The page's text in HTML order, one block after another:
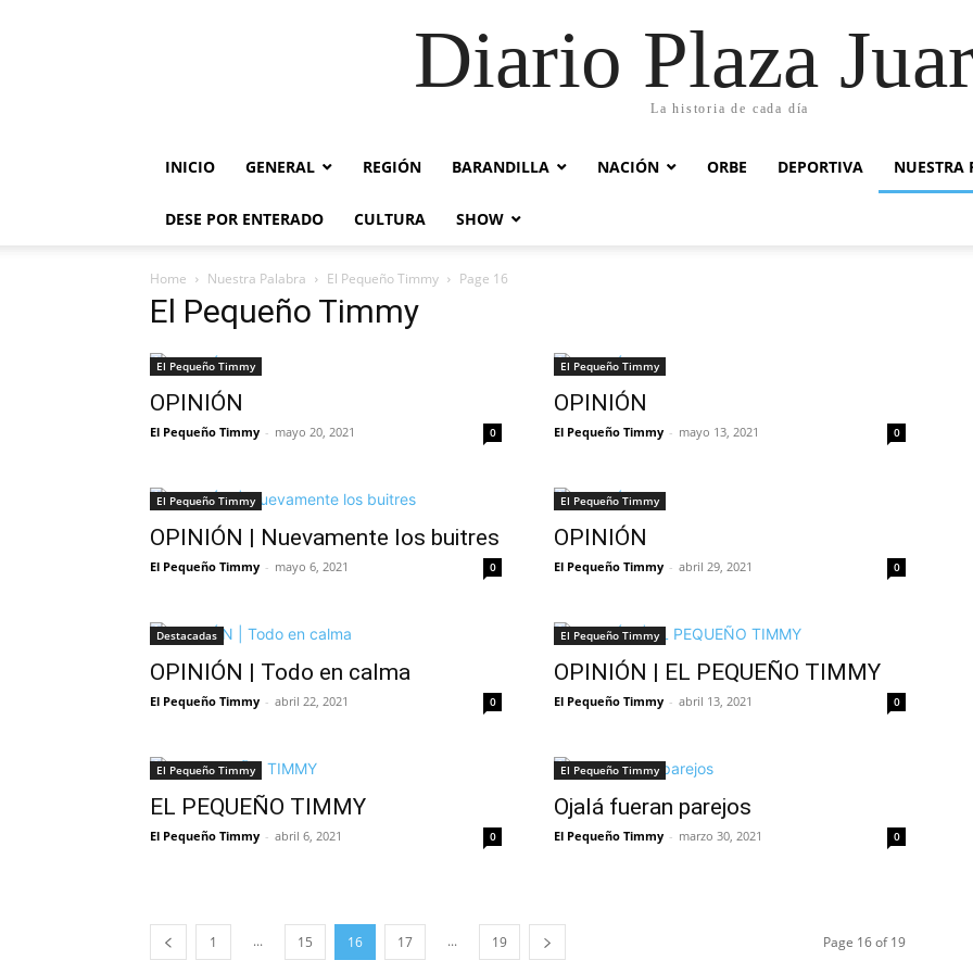
Diario Plaza
La historia de cada día
INICIO GENERAL REGIÓN BARANDILLA NACIÓN ORBE DEPORTIVA NUESTRA
DESE POR ENTERADO CULTURA SHOW
Home Nuestra Palabra El Pequeño Timmy Page 16
El Pequeño Timmy
El Pequeño Timmy
OPINIÓN
El Pequeño Timmy - mayo 20, 2021 0
El Pequeño Timmy
OPINIÓN
El Pequeño Timmy - mayo 13, 2021 0
El Pequeño Timmy
OPINIÓN | Nuevamente los buitres
El Pequeño Timmy - mayo 6, 2021 0
El Pequeño Timmy
OPINIÓN
El Pequeño Timmy - abril 29, 2021 0
Destacadas
OPINIÓN | Todo en calma
El Pequeño Timmy - abril 22, 2021 0
El Pequeño Timmy
OPINIÓN | EL PEQUEÑO TIMMY
El Pequeño Timmy - abril 13, 2021 0
El Pequeño Timmy
EL PEQUEÑO TIMMY
El Pequeño Timmy - abril 6, 2021 0
El Pequeño Timmy
Ojalá fueran parejos
El Pequeño Timmy - marzo 30, 2021 0
1 ... 15 16 17 ... 19 Page 16 of 19